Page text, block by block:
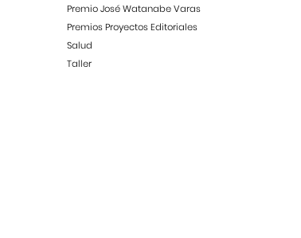
Premio José Watanabe Varas
Premios Proyectos Editoriales
Salud
Taller